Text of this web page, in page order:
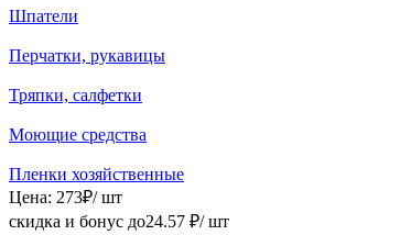
Шпатели
Перчатки, рукавицы
Тряпки, салфетки
Моющие средства
Пленки хозяйственные
Цена: 273₽/ шт
скидка и бонус до24.57 ₽/ шт